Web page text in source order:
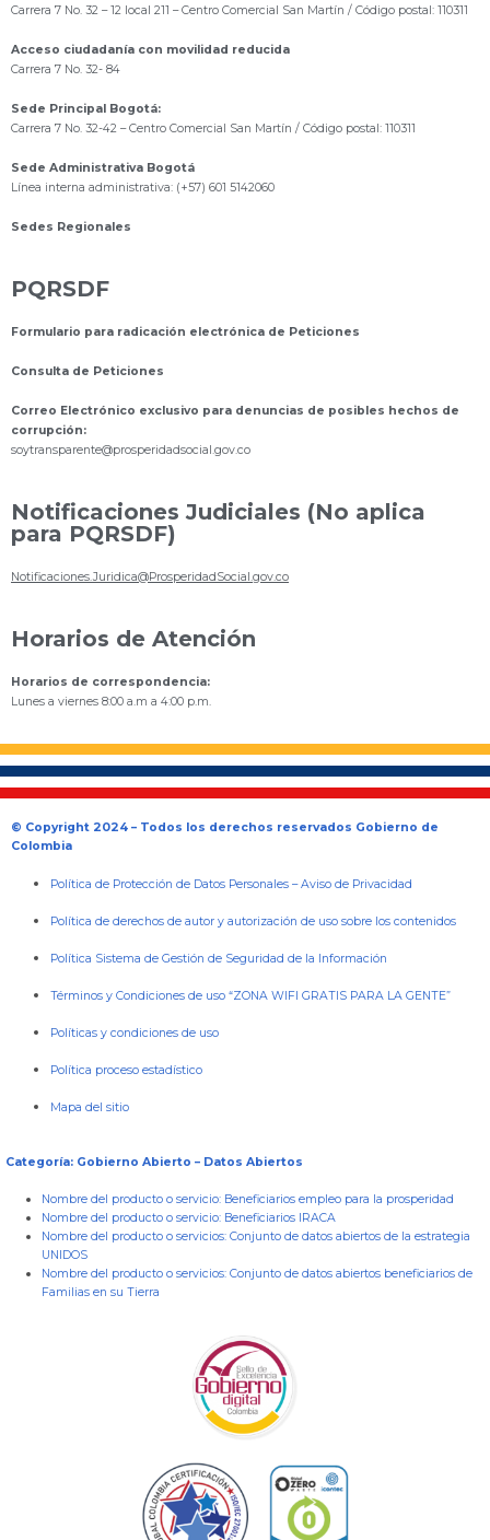
Carrera 7 No. 32 – 12 local 211 – Centro Comercial San Martín / Código postal: 110311
Acceso ciudadanía con movilidad reducida
Carrera 7 No. 32- 84
Sede Principal Bogotá:
Carrera 7 No. 32-42 – Centro Comercial San Martín / Código postal: 110311
Sede Administrativa Bogotá
Línea interna administrativa: (+57) 601 5142060
Sedes Regionales
PQRSDF
Formulario para radicación electrónica de Peticiones
Consulta de Peticiones
Correo Electrónico exclusivo para denuncias de posibles hechos de
corrupción:
soytransparente@prosperidadsocial.gov.co
Notificaciones Judiciales (No aplica
para PQRSDF)
Notificaciones.Juridica@ProsperidadSocial.gov.co
Horarios de Atención
Horarios de correspondencia:
Lunes a viernes 8:00 a.m a 4:00 p.m.
© Copyright 2024 – Todos los derechos reservados Gobierno de
Colombia
Política de Protección de Datos Personales –Aviso de Privacidad
Política de derechos de autor y autorización de uso sobre los contenidos
Política Sistema de Gestión de Seguridad de la Información
Términos y Condiciones de uso “ZONA WIFI GRATIS PARA LA GENTE”
Políticas y condiciones de uso
Política proceso estadístico
Mapa del sitio
Categoría: Gobierno Abierto – Datos Abiertos
Nombre del producto o servicio: Beneficiarios empleo para la prosperidad
Nombre del producto o servicio: Beneficiarios IRACA
Nombre del producto o servicios: Conjunto de datos abiertos de la estrategia
UNIDOS
Nombre del producto o servicios: Conjunto de datos abiertos beneficiarios de
Familias en su Tierra